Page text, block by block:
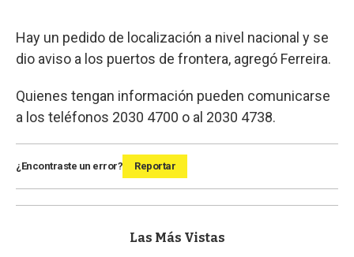
Hay un pedido de localización a nivel nacional y se
dio aviso a los puertos de frontera, agregó Ferreira.
Quienes tengan información pueden comunicarse
a los teléfonos 2030 4700 o al 2030 4738.
¿Encontraste un error? Reportar
Las Más Vistas